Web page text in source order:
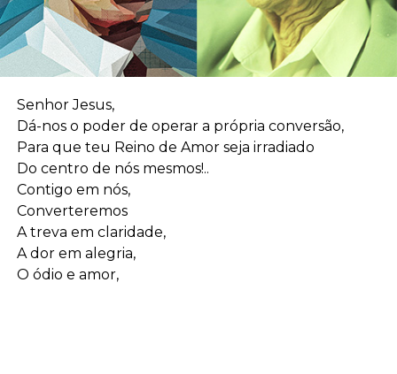
Senhor Jesus,
Dá-nos o poder de operar a própria conversão,
Para que teu Reino de Amor seja irradiado
Do centro de nós mesmos!..
Contigo em nós,
Converteremos
A treva em claridade,
A dor em alegria,
O ódio e amor,